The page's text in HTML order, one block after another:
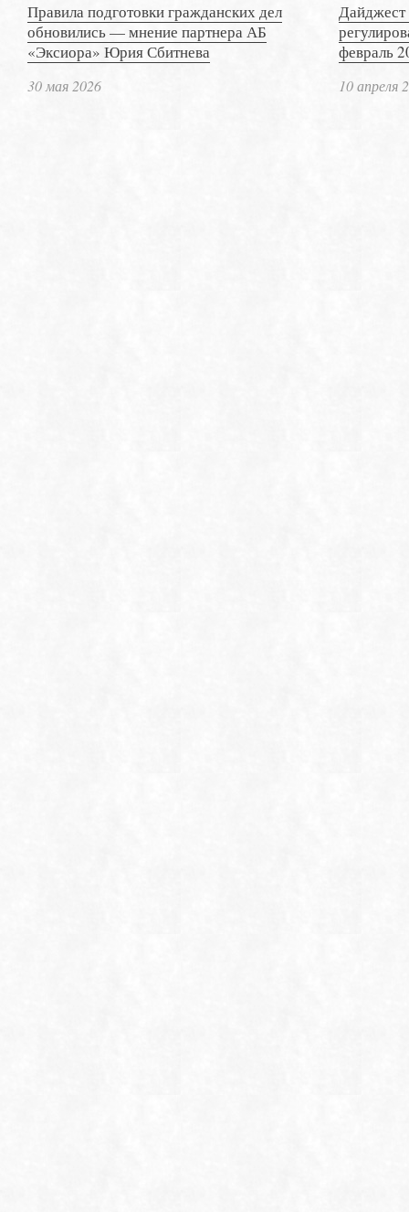
Правила подготовки гражданских дел
обновились — мнение партнера АБ
«Эксиора» Юрия Сбитнева
30 мая 2026
Дайджест
февраль
10 апреля